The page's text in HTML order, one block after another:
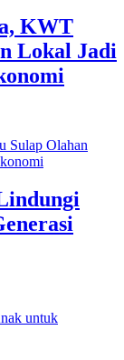
KWT
Lokal Jadi